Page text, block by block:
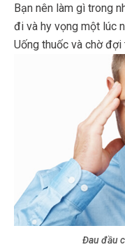
Bạn nên làm gì trong
đi và hy vọng một lúc
Uống thuốc và chờ
Đau đầu